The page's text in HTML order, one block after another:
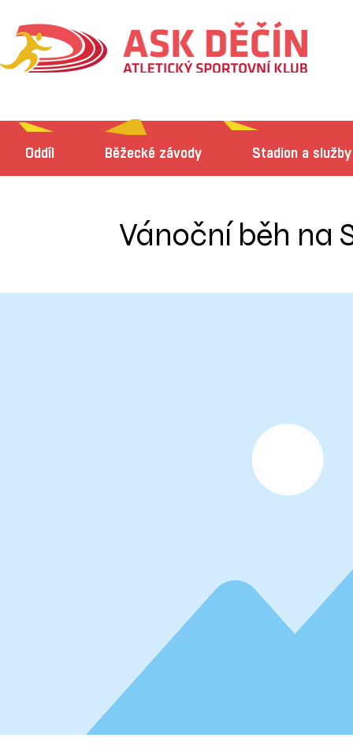
Oddíl Běžecké závody Stadion a služby
Vánoční běh na